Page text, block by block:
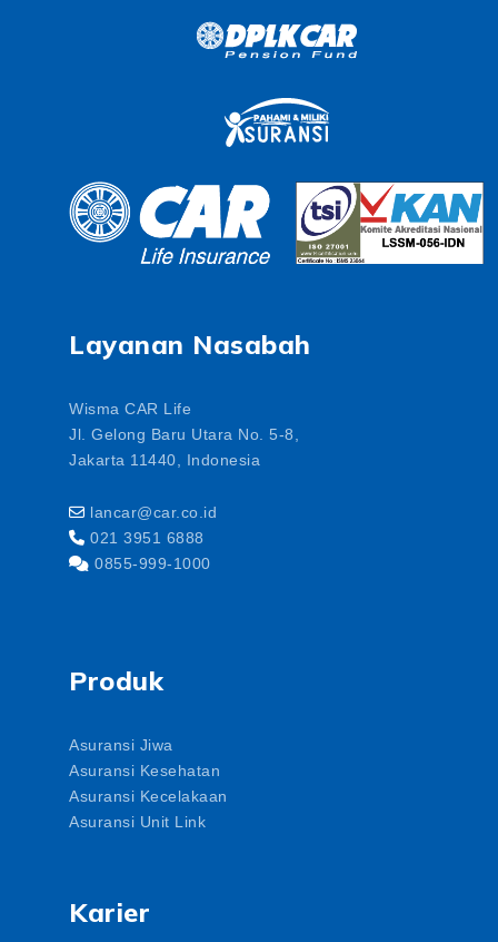
Layanan Nasabah
Wisma CAR Life
Jl. Gelong Baru Utara No. 5-8,
Jakarta 11440, Indonesia
lancar@car.co.id
021 3951 6888
0855-999-1000
Produk
Asuransi Jiwa
Asuransi Kesehatan
Asuransi Kecelakaan
Asuransi Unit Link
Karier